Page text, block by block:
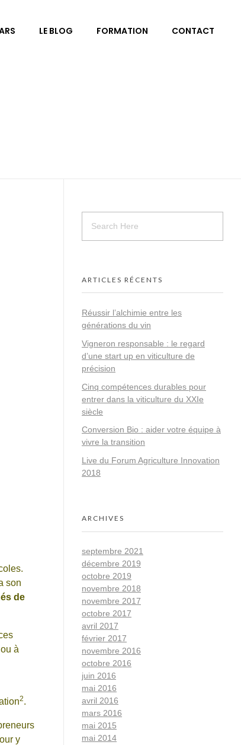
LE BLOG FORMATION CONTACT
son
de
ou à
2.
y
ARTICLES RÉCENTS
Réussir l’alchimie entre les
générations du vin
Vigneron responsable : le regard
d’une start up en viticulture de
précision
Cinq compétences durables pour
entrer dans la viticulture du XXIe
siècle
Conversion Bio : aider votre équipe à
vivre la transition
Live du Forum Agriculture Innovation
2018
ARCHIVES
septembre 2021
décembre 2019
octobre 2019
novembre 2018
novembre 2017
octobre 2017
avril 2017
février 2017
novembre 2016
octobre 2016
juin 2016
mai 2016
avril 2016
mars 2016
mai 2015
mai 2014